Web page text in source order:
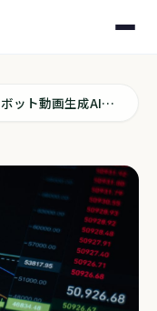
ロボット動画生成AIが市場に与えるシナリオを読む